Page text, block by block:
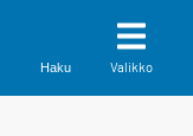
Haku Valikko